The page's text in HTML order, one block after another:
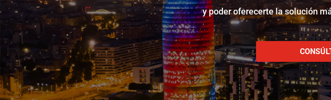
y poder oferecerte la solución